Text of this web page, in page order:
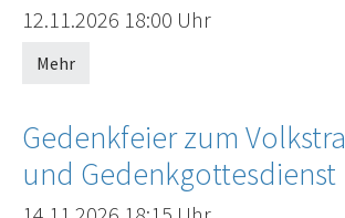
12.11.2026 18:00 UhrOffenes Ende
Mehr
Gedenkfeier zum
und Gedenkgottesdienst